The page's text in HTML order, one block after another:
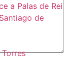
a Palas de Rei
de